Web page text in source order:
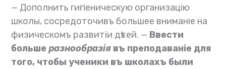
— Дополнить гигіеническую организацію
школы, сосредоточивъ большее вниманіе на
физическомъ развитіи дѣтей. — Ввести
большеразнообразія въ преподаваніе для
того, чтобы ученики въ школахъ были